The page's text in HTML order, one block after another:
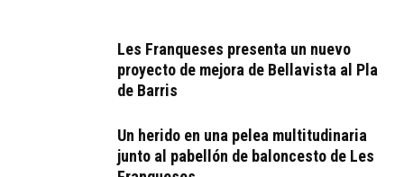
Les Franqueses presenta un nuevo
proyecto de mejora de Bellavista al Pla
de Barris
Un herido en una pelea multitudinaria
junto al pabellón de baloncesto de Les